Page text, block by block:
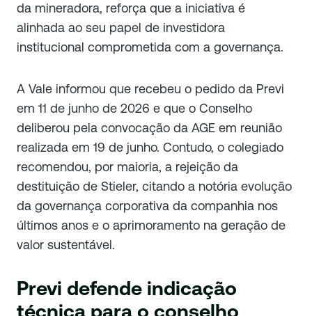
da mineradora, reforça que a iniciativa é
alinhada ao seu papel de investidora
institucional comprometida com a governança.
A Vale informou que recebeu o pedido da Previ
em 11 de junho de 2026 e que o Conselho
deliberou pela convocação da AGE em reunião
realizada em 19 de junho. Contudo, o colegiado
recomendou, por maioria, a rejeição da
destituição de Stieler, citando a notória evolução
da governança corporativa da companhia nos
últimos anos e o aprimoramento na geração de
valor sustentável.
Previ defende indicação
técnica para o conselho